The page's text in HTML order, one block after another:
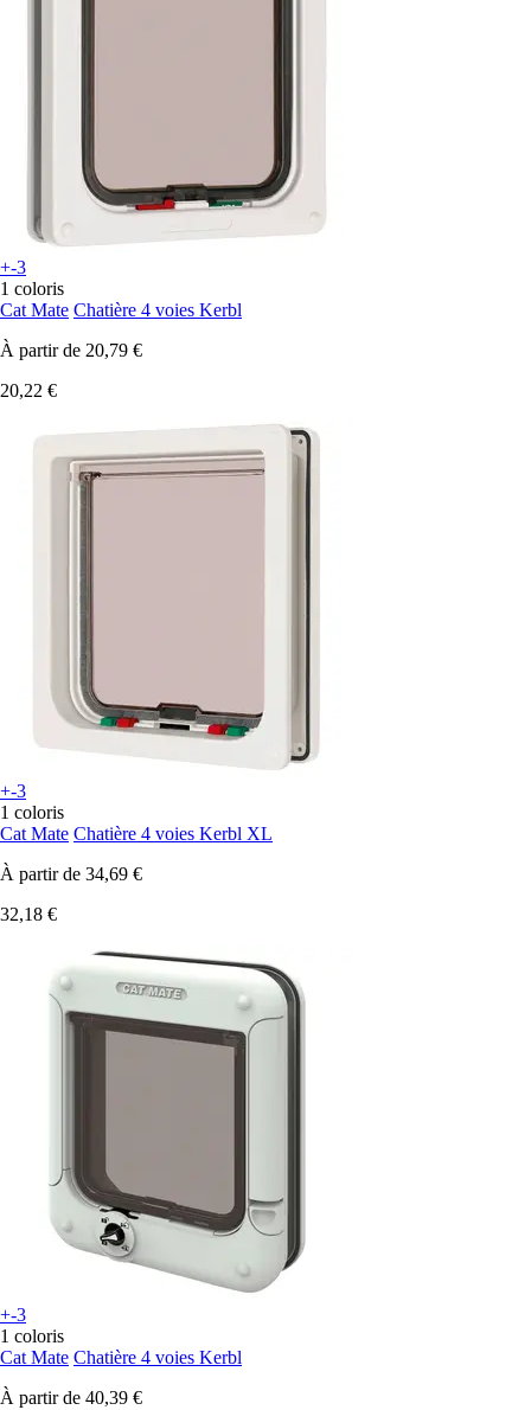
+-3
1 coloris
Cat Mate Chatière 4 voies Kerbl
À partir de 20,79 €
20,22 €
+-3
1 coloris
Cat Mate Chatière 4 voies Kerbl XL
À partir de 34,69 €
32,18 €
+-3
1 coloris
Cat Mate Chatière 4 voies Kerbl
À partir de 40,39 €